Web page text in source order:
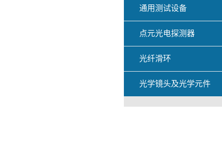
通用测试设备
点元光电探测器
光纤滑环
光学镜头及光学元件